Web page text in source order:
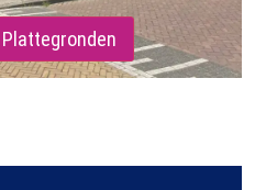
Plattegronden